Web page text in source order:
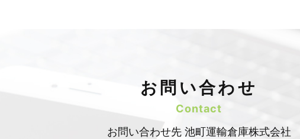
お問い合わせ
Contact
お問い合わせ先 池町運輸倉庫株式会社